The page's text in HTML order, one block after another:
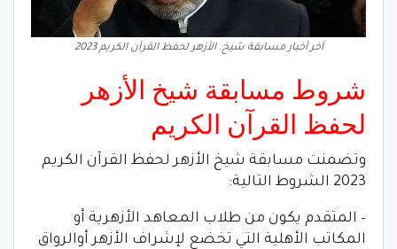
آخر أخبار مسابقة شيخ. الأزهر لحفظ القرآن الكريم 2023
شروط مسابقة شيخ الأزهر
لحفظ القرآن الكريم
وتضمنت مسابقة شيخ الأزهر لحفظ القرآن الكريم
2023 الشروط التالية:
– المتقدم يكون من طلاب المعاهد الأزهرية أو
المكاتب الأهلية التي تخضع لإشراف الأزهر أوالرواق